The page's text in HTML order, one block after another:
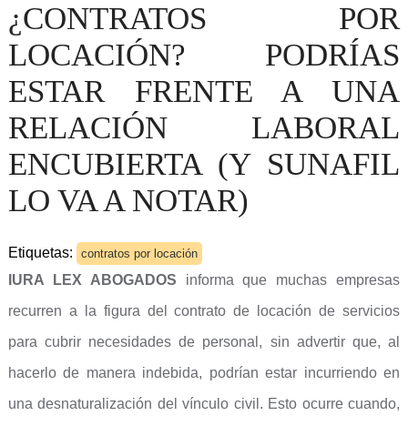
¿CONTRATOS POR
LOCACIÓN? PODRÍAS
ESTAR FRENTE A UNA
RELACIÓN LABORAL
ENCUBIERTA (Y SUNAFIL
LO VA A NOTAR)
Etiquetas: contratos por locación
IURA LEX ABOGADOS informa que muchas empresas
recurren a la figura del contrato de locación de servicios
para cubrir necesidades de personal, sin advertir que, al
hacerlo de manera indebida, podrían estar incurriendo en
una desnaturalización del vínculo civil. Esto ocurre cuando,